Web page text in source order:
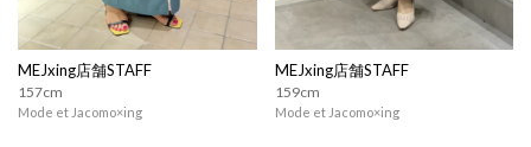
MEJxing店舗STAFF
157cm
Mode et Jacomo×ing
MEJxing店舗STAFF
159cm
Mode et Jacomo×ing